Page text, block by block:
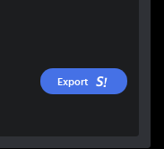
Export